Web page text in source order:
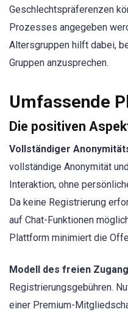
Geschlechtspräferenzen
Prozesses angegeben
Altersgruppen hilft dabei,
Gruppen anzusprechen.
Umfassende
Die positiven
Vollständiger
vollständige Anonymität
Interaktion, ohne
Da keine Registrierung
auf Chat-Funktionen
Plattform minimiert die
Modell des freien
Registrierungsgebühren.
einer Premium-